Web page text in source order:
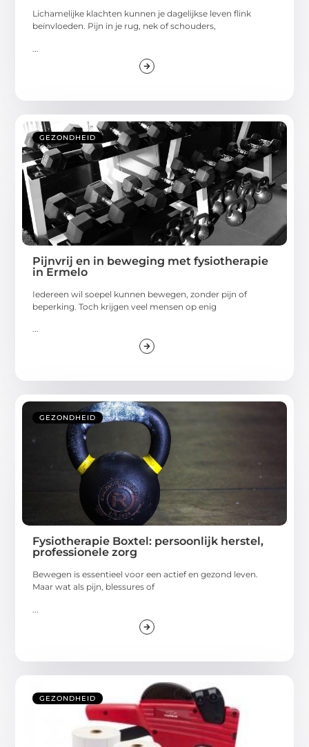
Lichamelijke klachten kunnen je dagelijkse leven flink
beïnvloeden. Pijn in je rug, nek of schouders,
GEZONDHEID
Pijnvrij en in beweging met fysiotherapie
in Ermelo
Iedereen wil soepel kunnen bewegen, zonder pijn of
beperking. Toch krijgen veel mensen op enig
...
GEZONDHEID
Fysiotherapie Boxtel: persoonlijk herstel,
professionele zorg
Bewegen is essentieel voor een actief en gezond leven.
Maar wat als pijn, blessures of
GEZONDHEID